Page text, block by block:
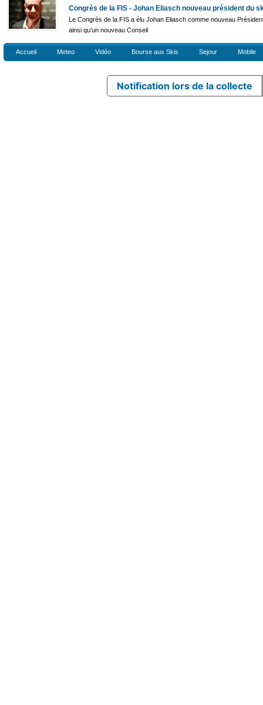
Congrès de la FIS - Johan Eliasch nouveau président du
Le Congrès de la FIS a élu Johan Eliasch comme nouveau
ainsi qu’un nouveau Conseil
Accueil Meteo Vidéo Bourse aux Skis Sejour Mobile
Notification lors de la collecte